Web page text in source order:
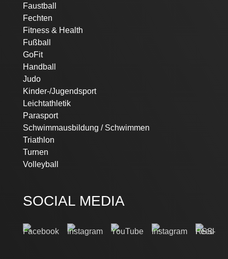
Faustball
Fechten
Fitness & Health
Fußball
GoFit
Handball
Judo
Kinder-/Jugendsport
Leichtathletik
Parasport
Schwimmausbildung / Schwimmen
Triathlon
Turnen
Volleyball
SOCIAL MEDIA